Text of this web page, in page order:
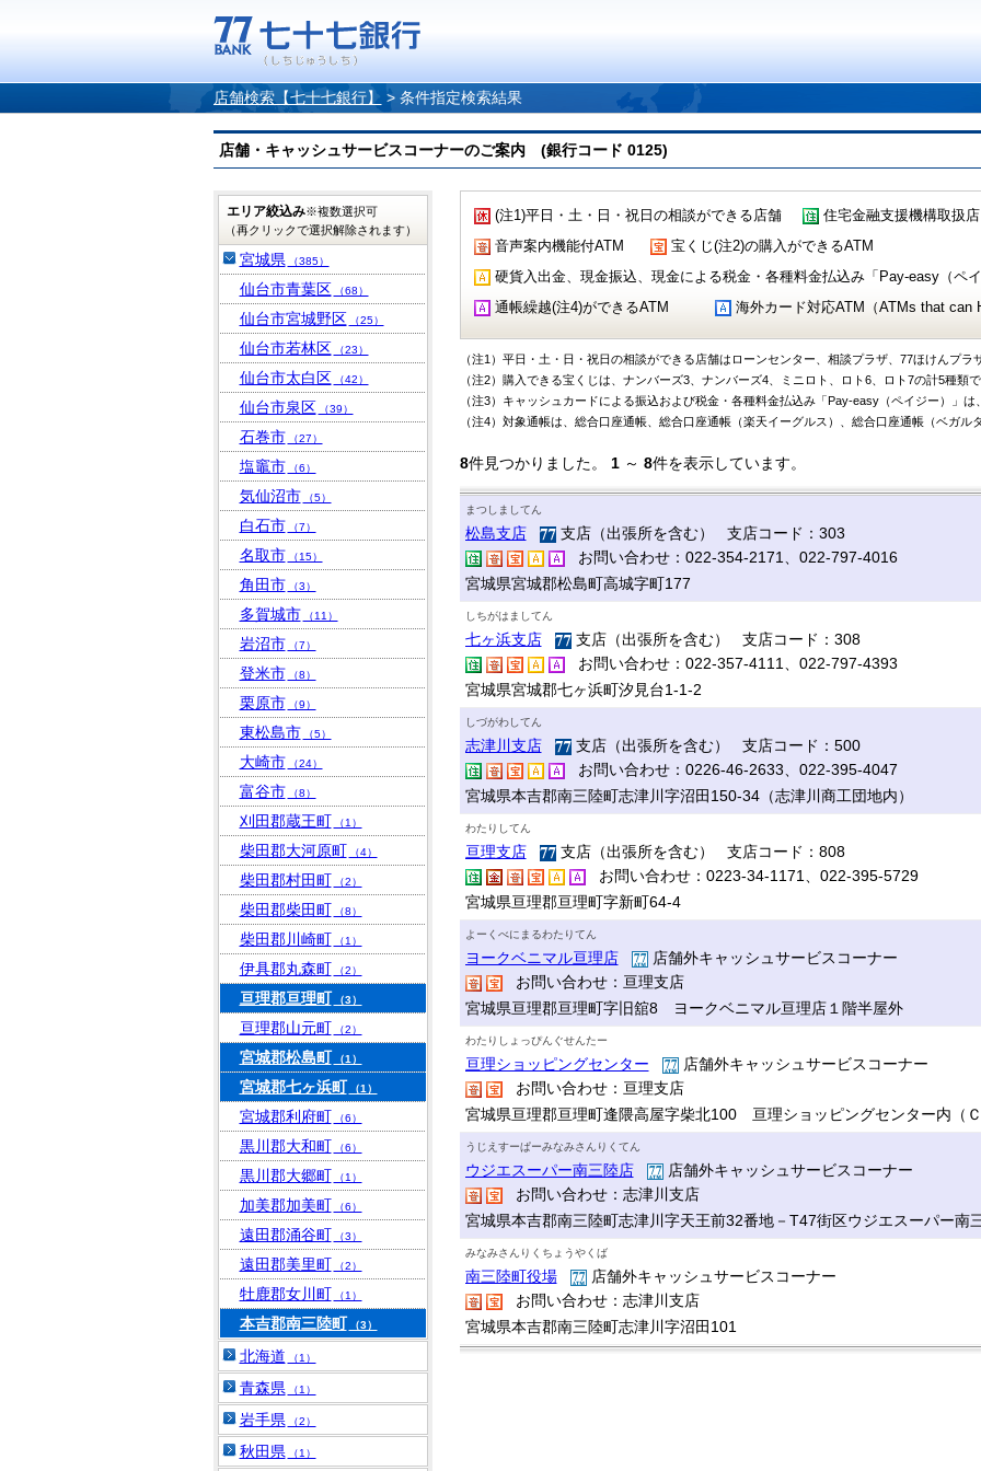
店舗検索【七十七銀行】 > 条件指定検索結果
店舗・キャッシュサービスコーナーのご案内 (銀行コード 0125)
(注1)平日・土・日・祝日の相談ができる店舗 住宅金融支援機構取扱店
音声案内機能付ATM
宝くじ(注2)の購入ができるATM
硬貨入出金、現金振込、現金による税金・各種料金払込み「Pay-easy（ペ
通帳繰越(注4)ができるATM
海外カード対応ATM（ATMs that can
（注1）平日・土・日・祝日の相談ができる店舗はローンセンター、相談プラザ、77ほけんプラ
（注2）購入できる宝くじは、ナンバーズ3、ナンバーズ4、ミニロト、ロト6、ロト7の計5種類で
（注3）キャッシュカードによる振込および税金・各種料金払込み「Pay-easy（ペイジー）」は
（注4）対象通帳は、総合口座通帳、総合口座通帳（楽天イーグルス）、総合口座通帳（ベガル
8件見つかりました。 1～ 8件を表示しています。
まつしましてん
松島支店
支店（出張所を含む） 支店コード：303
お問い合わせ：022-354-2171、022-797-4016
宮城県宮城郡松島町高城字町177
しちがはましてん
七ヶ浜支店
支店（出張所を含む） 支店コード：308
お問い合わせ：022-357-4111、022-797-4393
宮城県宮城郡七ヶ浜町汐見台1-1-2
しづがわしてん
志津川支店
支店（出張所を含む） 支店コード：500
お問い合わせ：0226-46-2633、022-395-4047
宮城県本吉郡南三陸町志津川字沼田150-34（志津川商工団地内）
わたりしてん
亘理支店
支店（出張所を含む） 支店コード：808
お問い合わせ：0223-34-1171、022-395-5729
宮城県亘理郡亘理町字新町64-4
よーくべにまるわたりてん
ヨークベニマル亘理店
店舗外キャッシュサービスコーナー
お問い合わせ：亘理支店
宮城県亘理郡亘理町字旧舘8 ヨークベニマル亘理店１階半屋外
わたりしょっぴんぐせんたー
亘理ショッピングセンター
店舗外キャッシュサービスコーナー
お問い合わせ：亘理支店
宮城県亘理郡亘理町逢隈高屋字柴北100 亘理ショッピングセンター内（Ｃ
うじえすーぱーみなみさんりくてん
ウジエスーパー南三陸店
店舗外キャッシュサービスコーナー
お問い合わせ：志津川支店
宮城県本吉郡南三陸町志津川字天王前32番地－T47街区ウジエスーパー南
みなみさんりくちょうやくば
南三陸町役場
店舗外キャッシュサービスコーナー
お問い合わせ：志津川支店
宮城県本吉郡南三陸町志津川字沼田101
エリア絞込み※複数選択可
（再クリックで選択解除されます）
宮城県 （385）
仙台市青葉区 （68）
仙台市宮城野区 （25）
仙台市若林区 （23）
仙台市太白区 （42）
仙台市泉区 （39）
石巻市 （27）
塩竈市 （6）
気仙沼市 （5）
白石市 （7）
名取市 （15）
角田市 （3）
多賀城市 （11）
岩沼市 （7）
登米市 （8）
栗原市 （9）
東松島市 （5）
大崎市 （24）
富谷市 （8）
刈田郡蔵王町 （1）
柴田郡大河原町 （4）
柴田郡村田町 （2）
柴田郡柴田町 （8）
柴田郡川崎町 （1）
伊具郡丸森町 （2）
亘理郡亘理町 （3）
亘理郡山元町 （2）
宮城郡松島町 （1）
宮城郡七ヶ浜町 （1）
宮城郡利府町 （6）
黒川郡大和町 （6）
黒川郡大郷町 （1）
加美郡加美町 （6）
遠田郡涌谷町 （3）
遠田郡美里町 （2）
牡鹿郡女川町 （1）
本吉郡南三陸町 （3）
北海道 （1）
青森県 （1）
岩手県 （2）
秋田県 （1）